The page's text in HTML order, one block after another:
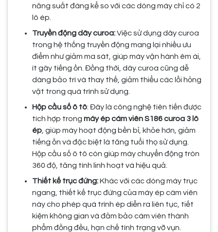
năng suất đáng kể so với các dòng máy chỉ có 2
lô ép.
Truyền động dây curoa:Việc sử dụng dây curoa
trong hệ thống truyền động mang lại nhiều ưu
điểm như giảm ma sát, giúp máy vận hành êm ái,
ít gây tiếng ồn. Đồng thời, dây curoa cũng dễ
dàng bảo trì và thay thế, giảm thiểu các lỗi hỏng
vặt trong quá trình sử dụng.
Hộp cầu số ô tô: Đây là công nghệ tiên tiến được
tích hợp trong máy ép cám viên S186 curoa 3 lô
ép , giúp máy hoạt động bền bỉ, khỏe hơn, giảm
tiếng ồn và đặc biệt là tăng tuổi thọ sử dụng.
Hộp cầu số ô tô còn giúp máy chuyển động tròn
360 độ, tăng tính linh hoạt và hiệu quả.
Thiết kế trục đứng:Khác với các dòng máy trục
ngang, thiết kế trục đứng của máy ép cám viên
này cho phép quá trình ép diễn ra liên tục, tiết
kiệm không gian và đảm bảo cám viên thành
phẩm đồng đều, hạn chế tình trạng vỡ vụn.